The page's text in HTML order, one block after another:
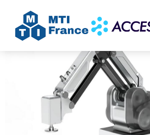
– MTI-MG400